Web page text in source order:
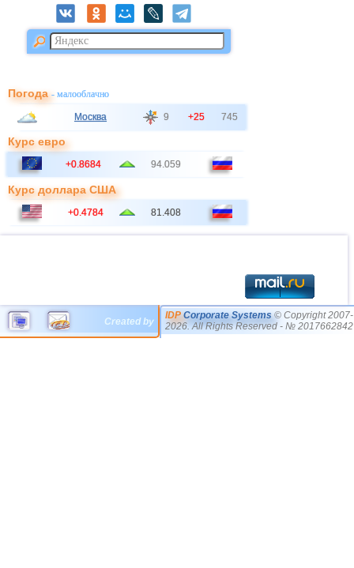
Погода- малооблачно
Москва 9 +25 745
Курс евро
+0.8684 94.059
Курс доллара США
+0.4784 81.408
Created by
IDP Corporate Systems © Copyright 2007-
2026. All Rights Reserved - № 2017662842